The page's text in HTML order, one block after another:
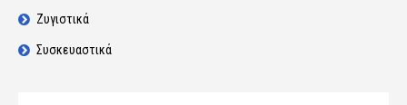
Ζυγιστικά
Συσκευαστικά